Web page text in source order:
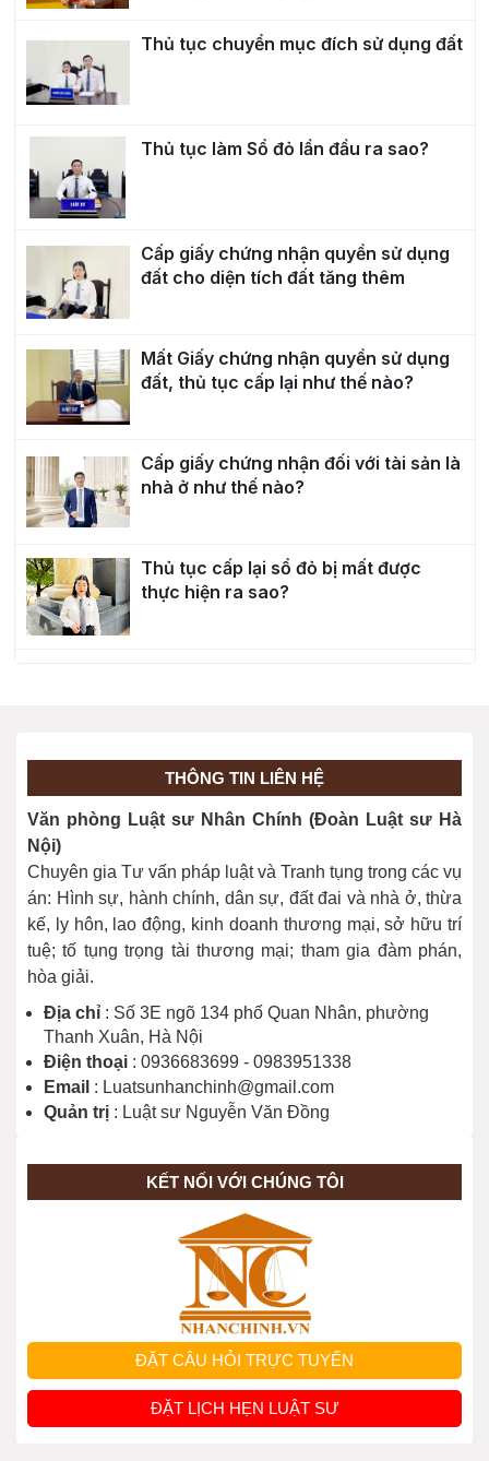
Thủ tục chuyển mục đích sử dụng đất
Thủ tục làm Sổ đỏ lần đầu ra sao?
Cấp giấy chứng nhận quyền sử dụng
đất cho diện tích đất tăng thêm
Mất Giấy chứng nhận quyền sử dụng
đất, thủ tục cấp lại như thế nào?
Cấp giấy chứng nhận đối với tài sản là
nhà ở như thế nào?
Thủ tục cấp lại sổ đỏ bị mất được
thực hiện ra sao?
Thủ tục cấp sổ đỏ lần đầu cho “đất
xen kẹt”
Thủ tục xin cấp sổ đỏ lần đầu
thế nào?
Được đền bù ra sao khi xây mới nhà
tập thể?
Thủ tục cấp đổi sổ đỏ được thực hiện
Thủ tục chuyển đổi mục đích sử dụng
Cấp Sổ đỏ cho đất sử dụng trước 01-
7-2014 nhưng không có giấy tờ
THÔNG TIN LIÊN HỆ
Văn phòng Luật sư Nhân Chính (Đoàn Luật sư Hà
Nội)
Chuyên gia Tư vấn pháp luật và Tranh tụng trong các vụ
án: Hình sự, hành chính, dân sự, đất đai và nhà ở, thừa
kế, ly hôn, lao động, kinh doanh thương mại, sở hữu trí
tuệ; tố tụng trọng tài thương mại; tham gia đàm phán,
hòa giải.
Địa chỉ : Số 3E ngõ 134 phố Quan Nhân, phường
Thanh Xuân, Hà Nội
Điện thoại : 0936683699 - 0983951338
Email : Luatsunhanchinh@gmail.com
Quản trị : Luật sư Nguyễn Văn Đồng
KẾT NỐI VỚI CHÚNG TÔI
ĐẶT CÂU HỎI TRỰC TUYẾN
ĐẶT LỊCH HẸN LUẬT SƯ